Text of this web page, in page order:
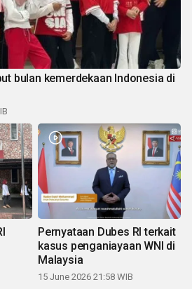
bulan kemerdekaan Indonesia di
Pernyataan Dubes RI terkait
kasus penganiayaan WNI di
Malaysia
15 June 2026 21:58 WIB